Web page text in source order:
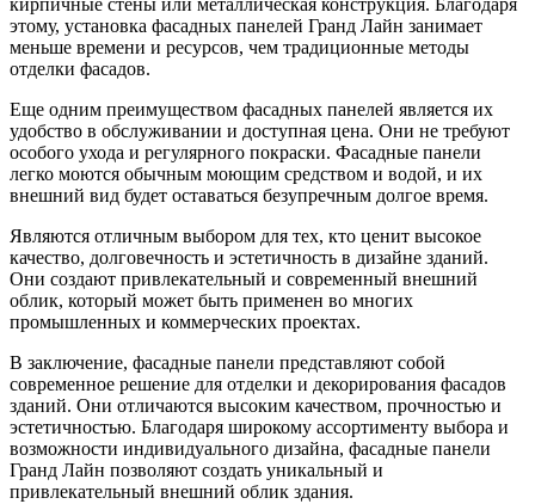
кирпичные стены или металлическая конструкция. Благодаря
этому, установка фасадных панелей Гранд Лайн занимает
меньше времени и ресурсов, чем традиционные методы
отделки фасадов.
Еще одним преимуществом фасадных панелей является их
удобство в обслуживании и доступная цена. Они не требуют
особого ухода и регулярного покраски. Фасадные панели
легко моются обычным моющим средством и водой, и их
внешний вид будет оставаться безупречным долгое время.
Являются отличным выбором для тех, кто ценит высокое
качество, долговечность и эстетичность в дизайне зданий.
Они создают привлекательный и современный внешний
облик, который может быть применен во многих
промышленных и коммерческих проектах.
В заключение, фасадные панели представляют собой
современное решение для отделки и декорирования фасадов
зданий. Они отличаются высоким качеством, прочностью и
эстетичностью. Благодаря широкому ассортименту выбора и
возможности индивидуального дизайна, фасадные панели
Гранд Лайн позволяют создать уникальный и
привлекательный внешний облик здания.